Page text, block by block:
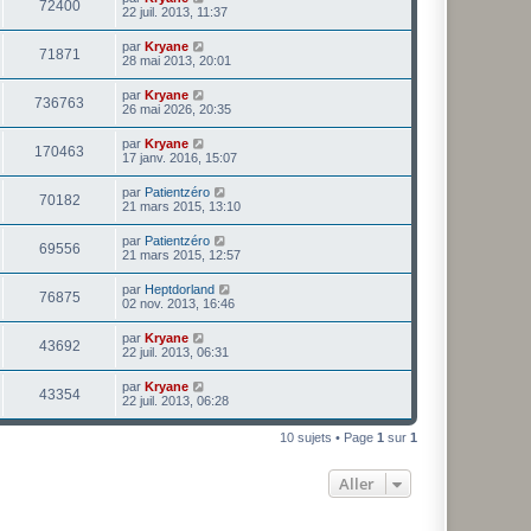
72400
22 juil. 2013, 11:37
71871 par Kryane
28 mai 2013, 20:01
736763 par Kryane
26 mai 2026, 20:35
170463 par Kryane
17 janv. 2016, 15:07
70182 par Patientzéro
21 mars 2015, 13:10
69556 par Patientzéro
21 mars 2015, 12:57
76875 par Heptdorland
02 nov. 2013, 16:46
43692 par Kryane
22 juil. 2013, 06:31
43354 par Kryane
22 juil. 2013, 06:28
10 sujets • Page 1 sur 1
Aller